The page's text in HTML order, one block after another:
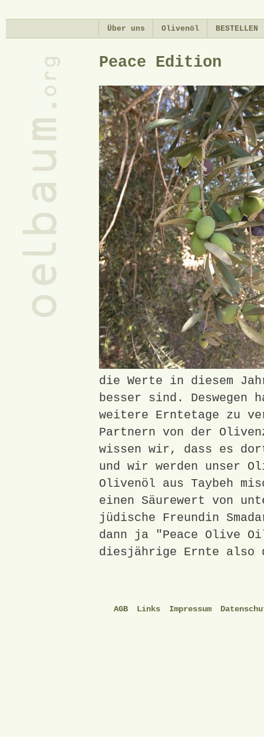
Über uns Olivenöl BESTELLEN
Peace Edition
die Werte in diesem
besser sind. Deswegen
weitere Erntetage zu
Partnern von der
wissen wir, dass es
und wir werden unser
Olivenöl aus Taybeh
einen Säurewert von
jüdische Freundin
dann ja "Peace Olive
diesjährige Ernte also
AGB Links Impressum